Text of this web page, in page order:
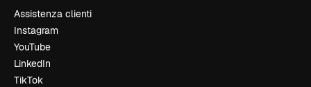
Assistenza clienti
Instagram
YouTube
LinkedIn
TikTok